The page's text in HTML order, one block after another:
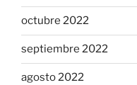
octubre 2022
septiembre 2022
agosto 2022